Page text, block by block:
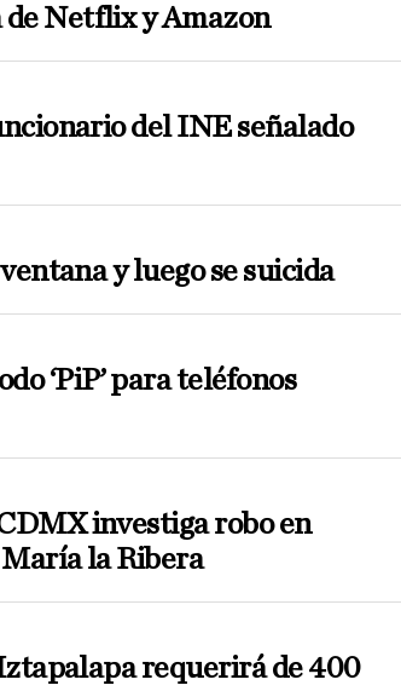
Netflix y Amazon
del INE señalado
y luego se suicida
‘PiP’ para teléfonos
investiga robo en
la Ribera
requerirá de 400